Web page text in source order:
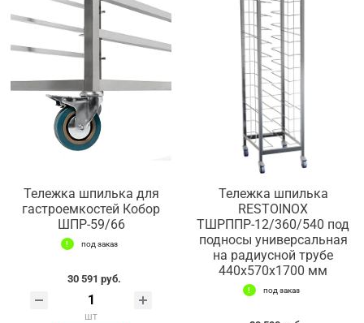
Тележка шпилька для
гастроемкостей Кобор
ШПР-59/66
под заказ
30 591 руб.
шт
Тележка шпилька
RESTOINOX
ТШРППР-12/360/540 под
подносы универсальная
на радиусной трубе
440x570x1700 мм
под заказ